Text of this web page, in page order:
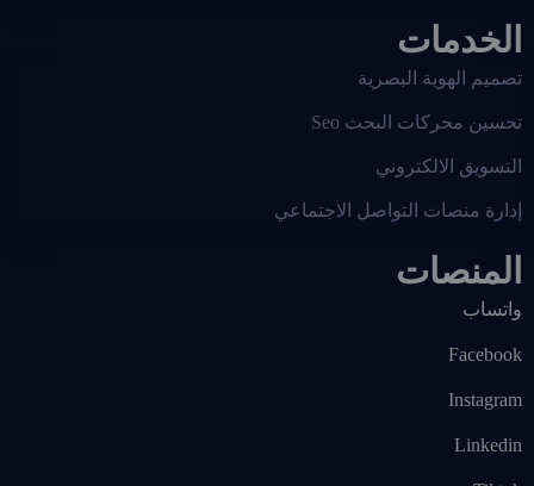
الخدمات
تصميم الهوية البصرية
تحسين محركات البحث Seo
التسويق الالكتروني
إدارة منصات التواصل الاجتماعي
المنصات
واتساب
Facebook
Instagram
Linkedin